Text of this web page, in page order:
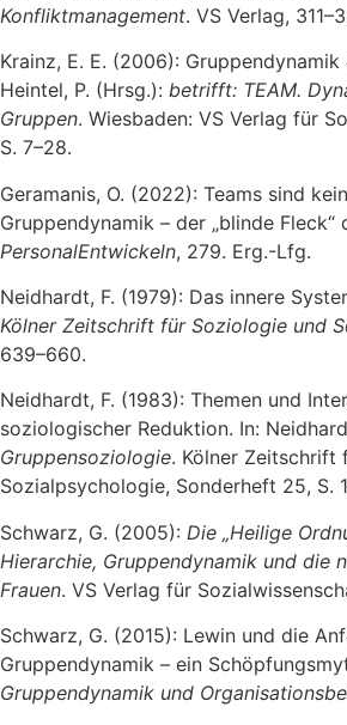
Konfliktmanagement. VS Verlag,
Krainz, E. E. (2006): Gruppendynamik
Heintel, P. (Hrsg.): betrifft: TEAM.
Gruppen. Wiesbaden: VS Verlag für
S. 7–28.
Geramanis, O. (2022): Teams sind
Gruppendynamik – der „blinde Fleck“
PersonalEntwickeln, 279. Erg.-Lfg.
Neidhardt, F. (1979): Das innere
Kölner Zeitschrift für Soziologie und
639–660.
Neidhardt, F. (1983): Themen und
soziologischer Reduktion. In:
Gruppensoziologie. Kölner Zeitschrift
Sozialpsychologie, Sonderheft 25, S.
Schwarz, G. (2005): Die „Heilige
Hierarchie, Gruppendynamik und die
Frauen. VS Verlag für
Schwarz, G. (2015): Lewin und die
Gruppendynamik – ein
Gruppendynamik und